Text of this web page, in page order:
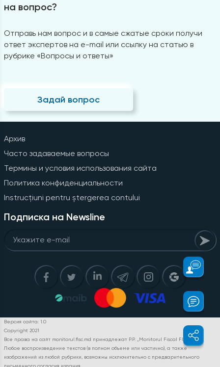
на вопрос?
Отправь нам вопрос и в самые сжатые сроки получи
ответ экспертов на e-mail или ссылку на статью в
рубрике «Вопросы и ответы»
Задай вопрос
Архив
Часто задаваемые вопросы
Термины и условия использования сайта
Политика конфиденциальности
Instrucțiuni pentru ștergerea contului
Подписка на Newsline
Версия сайта: 1.0
Copyright 2021
Все права на сайт monitorul.fisc.md принадлежат P.P. „Monitorul Fiscal FISC.MD”.
Любое воспроизведение текстов (в полном объеме или частично), а также
изображений из любой рубрики, возможны исключительно с предварительного